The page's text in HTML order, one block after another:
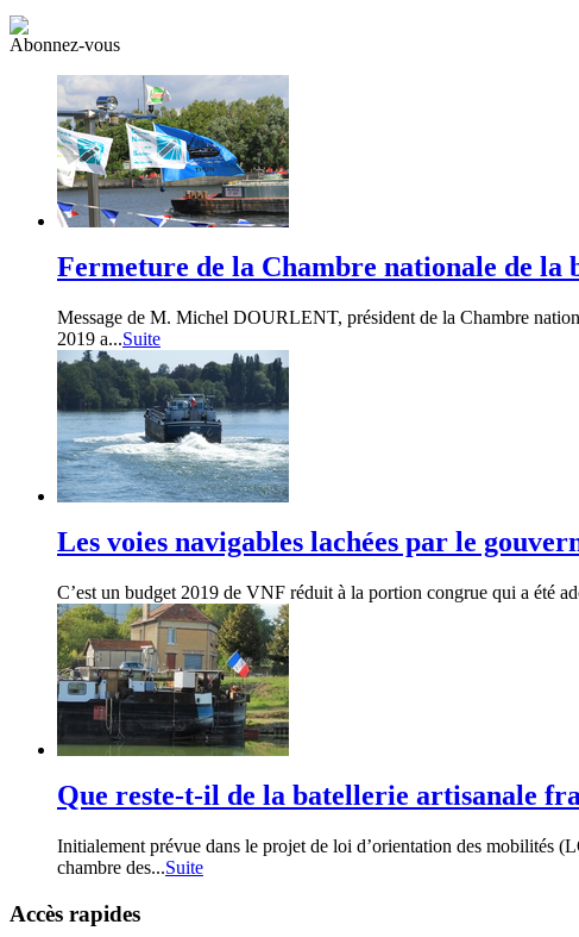
Abonnez-vous
Fermeture de la Chambre nationale de la
Message de M. Michel DOURLENT, président de la Chambre
2019 a...Suite
Les voies navigables lachées par le
C’est un budget 2019 de VNF réduit à la portion congrue qui a été
Que reste-t-il de la batellerie artisanale
Initialement prévue dans le projet de loi d’orientation des mobilités
chambre des...Suite
Accès rapides